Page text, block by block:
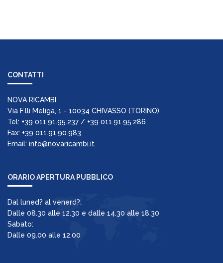
CONTATTI
NOVA RICAMBI
Via F.lli Meliga, 1 - 10034 CHIVASSO (TORINO)
Tel: +39 011.91.95.237 / +39 011.91.95.286
Fax: +39 011.91.90.983
Email: info@novaricambi.it
ORARIO APERTURA PUBBLICO
Dal luned? al venerd?:
Dalle 08.30 alle 12.30 e dalle 14.30 alle 18.30
Sabato:
Dalle 09.00 alle 12.00